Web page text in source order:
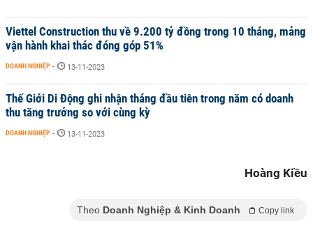
Viettel Construction thu về 9.200 tỷ đồng trong 10 tháng, mảng
vận hành khai thác đóng góp 51%
DOANH NGHIỆP - 13-11-2023
Thế Giới Di Động ghi nhận tháng đầu tiên trong năm có doanh
thu tăng trưởng so với cùng kỳ
DOANH NGHIỆP - 13-11-2023
Hoàng Kiều
Theo Doanh Nghiệp & Kinh Doanh Copy link